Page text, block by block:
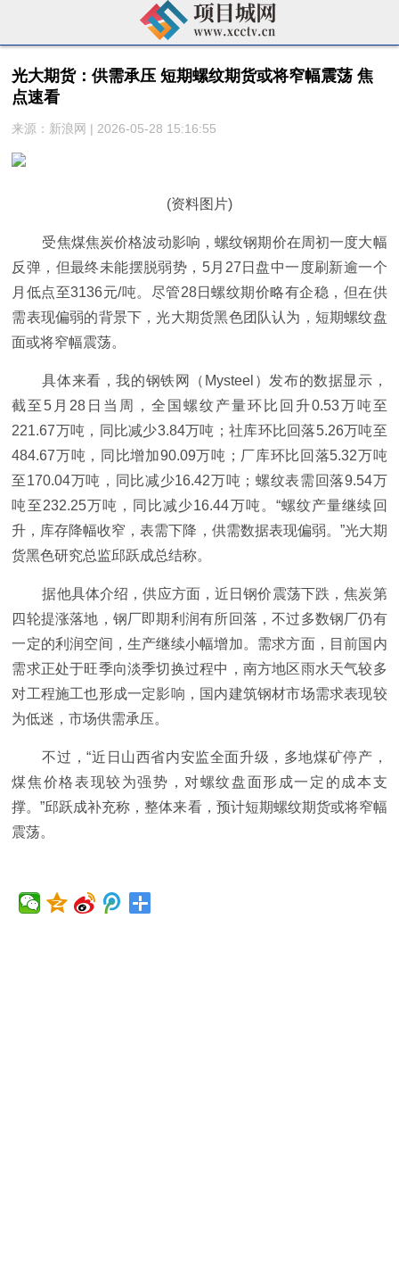
光大期货：供需承压 短期螺纹期货或将窄幅震荡 焦
点速看
来源：新浪网 | 2026-05-28 15:16:55
(资料图片)
受焦煤焦炭价格波动影响，螺纹钢期价在周初一度大幅
反弹，但最终未能摆脱弱势，5月27日盘中一度刷新逾一个
月低点至3136元/吨。尽管28日螺纹期价略有企稳，但在供
需表现偏弱的背景下，光大期货黑色团队认为，短期螺纹盘
面或将窄幅震荡。
具体来看，我的钢铁网（Mysteel）发布的数据显示，
截至5月28日当周，全国螺纹产量环比回升0.53万吨至
221.67万吨，同比减少3.84万吨；社库环比回落5.26万吨至
484.67万吨，同比增加90.09万吨；厂库环比回落5.32万吨
至170.04万吨，同比减少16.42万吨；螺纹表需回落9.54万
吨至232.25万吨，同比减少16.44万吨。“螺纹产量继续回
升，库存降幅收窄，表需下降，供需数据表现偏弱。”光大期
货黑色研究总监邱跃成总结称。
据他具体介绍，供应方面，近日钢价震荡下跌，焦炭第
四轮提涨落地，钢厂即期利润有所回落，不过多数钢厂仍有
一定的利润空间，生产继续小幅增加。需求方面，目前国内
需求正处于旺季向淡季切换过程中，南方地区雨水天气较多
对工程施工也形成一定影响，国内建筑钢材市场需求表现较
为低迷，市场供需承压。
不过，“近日山西省内安监全面升级，多地煤矿停产，
煤焦价格表现较为强势，对螺纹盘面形成一定的成本支
撑。”邱跃成补充称，整体来看，预计短期螺纹期货或将窄幅
震荡。